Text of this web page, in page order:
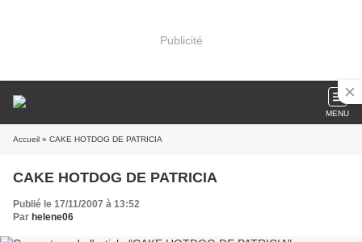
Publicité
MENU
Accueil » CAKE HOTDOG DE PATRICIA
CAKE HOTDOG DE PATRICIA
Publié le 17/11/2007 à 13:52
Par helene06